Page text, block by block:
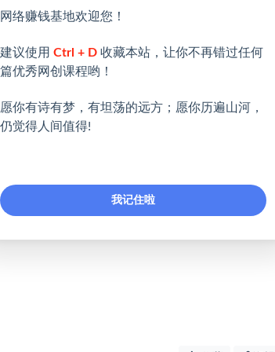
网络赚钱基地欢迎您！
建议使用 Ctrl + D 收藏本站，让你不再错过任何
篇优秀网创课程哟！
愿你有诗有梦，有坦荡的远方；愿你历遍山河，
仍觉得人间值得!
我记住啦